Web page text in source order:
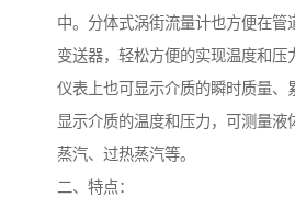
中。分体式涡街流量计也方便在管
变送器，轻松方便的实现温度和压
仪表上也可显示介质的瞬时质量、
显示介质的温度和压力，可测量液
蒸汽、过热蒸汽等。
二、特点：